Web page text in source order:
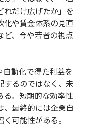
れだけ広げたか」を
化や賃金体系の見直
ど、今や若者の視点
動化で得た利益を
するのではなく、未
る。短期的な効率性
、最終的には企業自
可能性がある。